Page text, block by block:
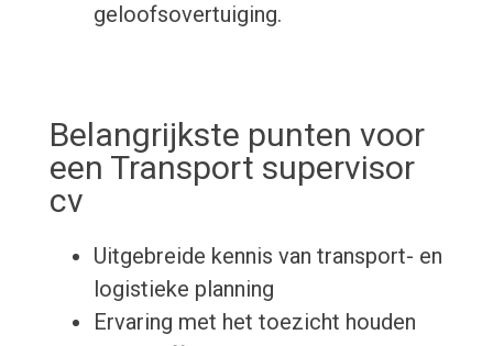
geloofsovertuiging.
Belangrijkste punten voor
een Transport supervisor
cv
Uitgebreide kennis van transport- en
logistieke planning
Ervaring met het toezicht houden